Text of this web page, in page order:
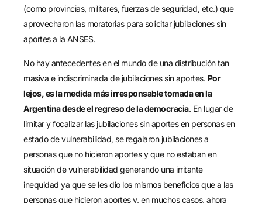
(como provincias, militares, fuerzas de seguridad, etc.) que
aprovecharon las moratorias para solicitar jubilaciones sin
aportes a la ANSES.
No hay antecedentes en el mundo de una distribución tan
masiva e indiscriminada de jubilaciones sin aportes. Por
lejos, es la medida más irresponsable tomada en la
Argentina desde el regreso de la democracia. En lugar de
limitar y focalizar las jubilaciones sin aportes en personas en
estado de vulnerabilidad, se regalaron jubilaciones a
personas que no hicieron aportes y que no estaban en
situación de vulnerabilidad generando una irritante
inequidad ya que se les dio los mismos beneficios que a las
personas que hicieron aportes y, en muchos casos, ahora